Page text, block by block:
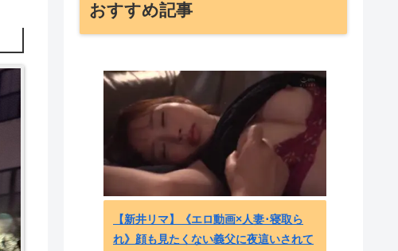
おすすめ記事
【新井リマ】《エロ動画×人妻･寝取ら
れ》顔も見たくない義父に夜這いされて